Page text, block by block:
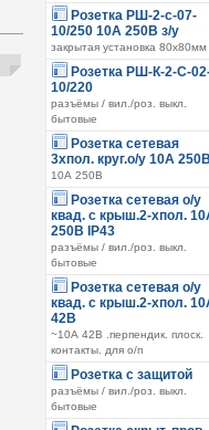
Розетка РШ-2-с-07-
10/250 10А 250В з/у
закрытая установка 80х80мм
Розетка РШ-К-2-С-
10/220
разъёмы / вил./роз. выкл.
бытовые
Розетка сетевая
3хпол. круг.о/у 10А
10А 250В
Розетка сетевая о/у
квад. с крыш.2-хпол.
250В IP43
разъёмы / вил./роз. выкл.
бытовые
Розетка сетевая о/у
квад. с крыш.2-хпол.
42В
~10А 42В .перпендик. плоск.
контакты. для о/п
Розетка с защитой
разъёмы / вил./роз. выкл.
бытовые